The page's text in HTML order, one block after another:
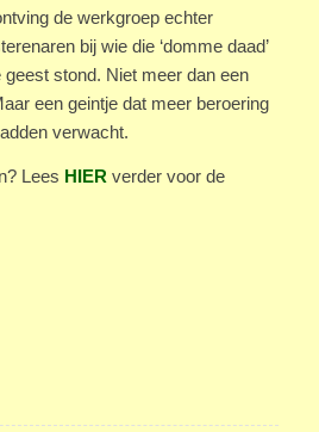
de werkgroep echter
bij wie die ‘domme daad’
stond. Niet meer dan een
een geintje dat meer beroering
verwacht.
Lees HIER verder voor de